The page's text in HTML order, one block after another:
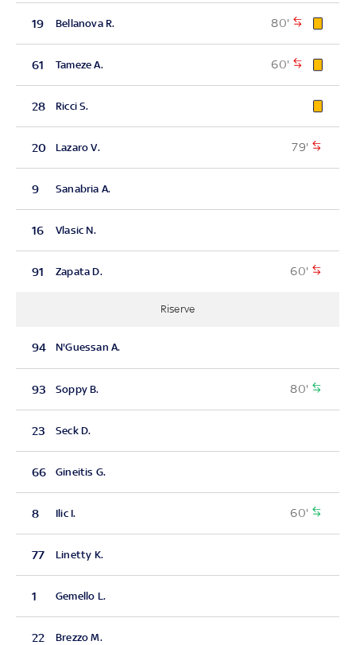
19 Bellanova R. 80'
61 Tameze A. 60'
28 Ricci S.
20 Lazaro V. 79'
9 Sanabria A.
16 Vlasic N.
91 Zapata D. 60'
Riserve
94 N'Guessan A.
93 Soppy B. 80'
23 Seck D.
66 Gineitis G.
8 Ilic I. 60'
77 Linetty K.
1 Gemello L.
22 Brezzo M.